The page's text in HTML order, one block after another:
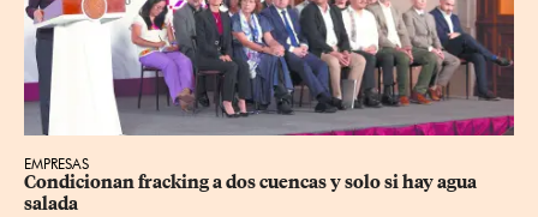
EMPRESAS
Condicionan fracking a dos cuencas y solo si hay agua
salada